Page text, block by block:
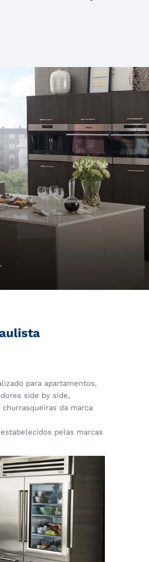
para apartamentos,
side by side,
da marca
pelas marcas